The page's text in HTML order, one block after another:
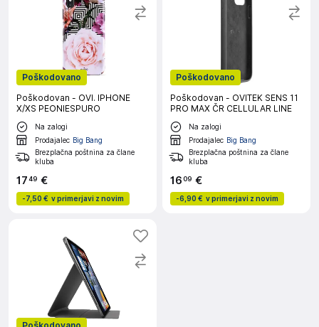
Poškodovano
Poškodovan - OVI. IPHONE
X/XS PEONIESPURO
Na zalogi
Prodajalec Big Bang
Brezplačna poštnina za člane
kluba
1749 €
-7,50 € v primerjavi z novim
Poškodovano
Poškodovan - OVITEK SENS 11
PRO MAX ČR CELLULAR LINE
Na zalogi
Prodajalec Big Bang
Brezplačna poštnina za člane
kluba
1609 €
-6,90 € v primerjavi z novim